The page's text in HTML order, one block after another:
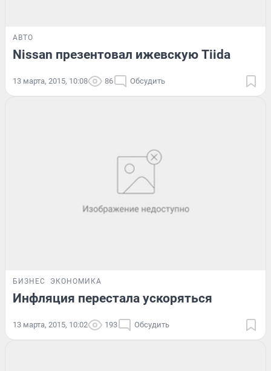
АВТО
Nissan презентовал ижевскую Tiida
13 марта, 2015, 10:08 86 Обсудить
БИЗНЕС ЭКОНОМИКА
Инфляция перестала ускоряться
13 марта, 2015, 10:02 193 Обсудить